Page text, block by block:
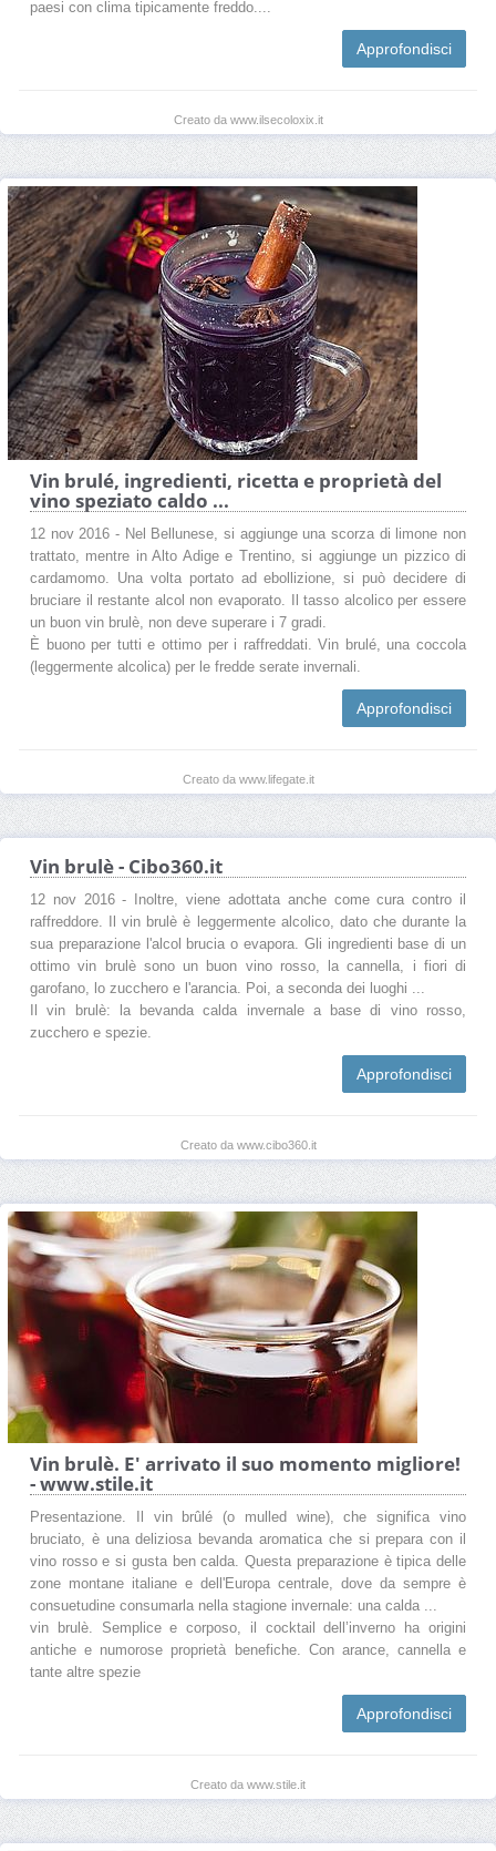
paesi con clima tipicamente freddo....
Approfondisci
Creato da www.ilsecoloxix.it
Vin brulé, ingredienti, ricetta e proprietà del
vino speziato caldo ...
12 nov 2016 - Nel Bellunese, si aggiunge una scorza di limone non
trattato, mentre in Alto Adige e Trentino, si aggiunge un pizzico di
cardamomo. Una volta portato ad ebollizione, si può decidere di
bruciare il restante alcol non evaporato. Il tasso alcolico per essere
un buon vin brulè, non deve superare i 7 gradi.
È buono per tutti e ottimo per i raffreddati. Vin brulé, una coccola
(leggermente alcolica) per le fredde serate invernali.
Approfondisci
Creato da www.lifegate.it
Vin brulè - Cibo360.it
12 nov 2016 - Inoltre, viene adottata anche come cura contro il
raffreddore. Il vin brulè è leggermente alcolico, dato che durante la
sua preparazione l'alcol brucia o evapora. Gli ingredienti base di un
ottimo vin brulè sono un buon vino rosso, la cannella, i fiori di
garofano, lo zucchero e l'arancia. Poi, a seconda dei luoghi ...
Il vin brulè: la bevanda calda invernale a base di vino rosso,
zucchero e spezie.
Approfondisci
Creato da www.cibo360.it
Vin brulè. E' arrivato il suo momento migliore!
- www.stile.it
Presentazione. Il vin brûlé (o mulled wine), che significa vino
bruciato, è una deliziosa bevanda aromatica che si prepara con il
vino rosso e si gusta ben calda. Questa preparazione è tipica delle
zone montane italiane e dell'Europa centrale, dove da sempre è
consuetudine consumarla nella stagione invernale: una calda ...
vin brulè. Semplice e corposo, il cocktail dell’inverno ha origini
antiche e numorose proprietà benefiche. Con arance, cannella e
tante altre spezie
Approfondisci
Creato da www.stile.it